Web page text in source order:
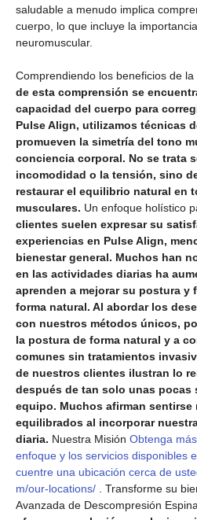
saludable a menudo implica
cuerpo, lo que incluye la
neuromuscular.
Comprendiendo los beneficios de la
de esta comprensión se
capacidad del cuerpo para
Pulse Align, utilizamos técnicas
promueven la simetría del tono
conciencia corporal. No se trata
incomodidad o la tensión, sino
restaurar el equilibrio natural en
musculares. Un enfoque holístico
clientes suelen expresar su
experiencias en Pulse Align,
bienestar general. Muchos han
en las actividades diarias ha
aprenden a mejorar su postura y
forma natural. Al abordar los
con nuestros métodos únicos,
la postura de forma natural y a
comunes sin tratamientos
de nuestros clientes ilustran lo
después de tan solo unas pocas
equipo. Muchos afirman sentirse
equilibrados al incorporar
diaria. Nuestra Misión Obtenga
enfoque y los servicios disponibles
cuentre una ubicación cerca de
m/our-locations/ . Transforme su
Avanzada de Descompresión